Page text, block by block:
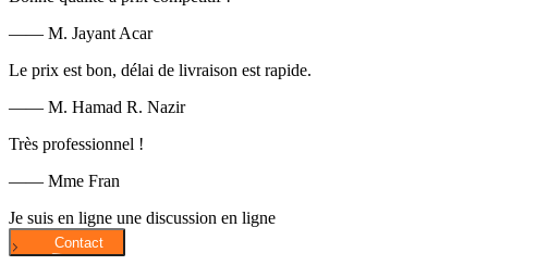
—— M. Jayant Acar
Le prix est bon, délai de livraison est rapide.
—— M. Hamad R. Nazir
Très professionnel !
—— Mme Fran
Je suis en ligne une discussion en ligne